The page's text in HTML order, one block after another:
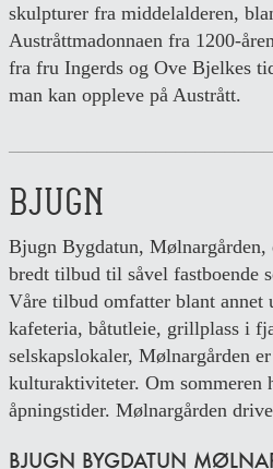
skulpturer fra middelalderen,
Austråttmadonnaen fra 1200-
fra fru Ingerds og Ove Bjelkes
man kan oppleve på Austrått.
BJUGN
Bjugn Bygdatun, Mølnargården,
bredt tilbud til såvel fastboende
Våre tilbud omfatter blant annet
kafeteria, båtutleie, grillplass i
selskapslokaler, Mølnargården
kulturaktiviteter. Om sommeren
åpningstider. Mølnargården
BJUGN BYGDATUN